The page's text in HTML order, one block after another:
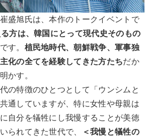
盛旭氏は、本作のトークイベントで
方は、韓国にとって現代史そのもの
す。 植民地時代、朝鮮戦争、軍事独
化の全てを経験してきた方たちだか
かす。
の特徴のひとつとして「ウンシムと
通していますが、特に女性や母親は
自分を犠牲にし我慢することが美徳
られてきた世代で、
＜我慢と犠牲の